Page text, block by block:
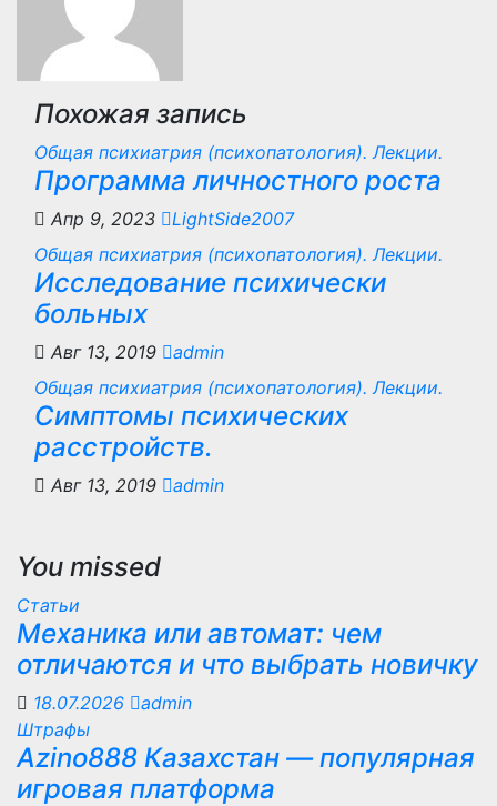
Похожая запись
Общая психиатрия (психопатология). Лекции.
Программа личностного роста
Апр 9, 2023
LightSide2007
Общая психиатрия (психопатология). Лекции.
Исследование психически
больных
Авг 13, 2019
admin
Общая психиатрия (психопатология). Лекции.
Симптомы психических
расстройств.
Авг 13, 2019 admin
You missed
Статьи
Механика или автомат: чем
отличаются и что выбрать новичку
18.07.2026
admin
Штрафы
Azino888 Казахстан — популярная
игровая платформа